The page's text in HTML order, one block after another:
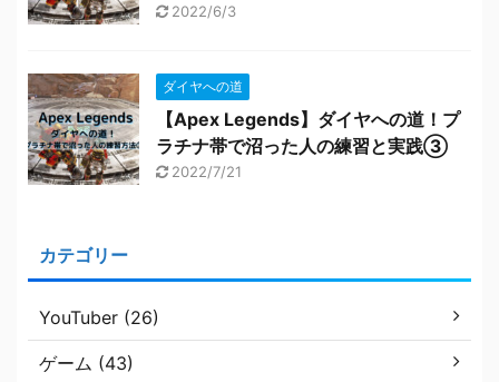
2022/6/3
ダイヤへの道
【Apex Legends】ダイヤへの道！プ
ラチナ帯で沼った人の練習と実践③
2022/7/21
カテゴリー
YouTuber (26)
ゲーム (43)